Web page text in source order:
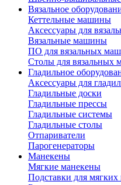
Вязальное
Кеттельные машины
Аксессуары для
Вязальные машины
ПО для вязальных
Столы для вязальных
Гладильное
Аксессуары для
Гладильные доски
Гладильные прессы
Гладильные системы
Гладильные столы
Отпариватели
Парогенераторы
Манекены
Мягкие манекены
Подставки для мягких